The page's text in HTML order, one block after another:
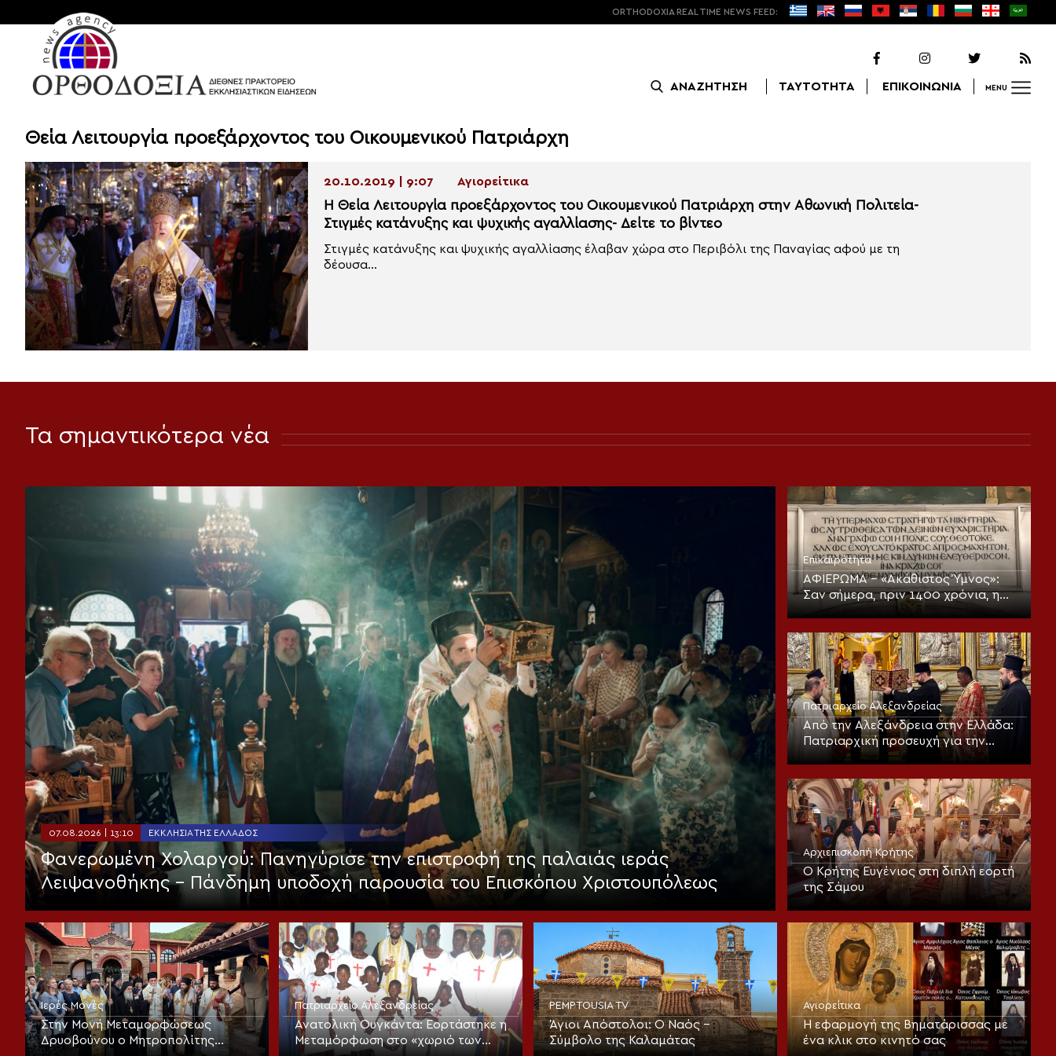
ORTHODOXIA REAL TIME NEWS FEED:
ΑΝΑΖΗΤΗΣΗ ΤΑΥΤΟΤΗΤΑ ΕΠΙΚΟΙΝΩΝΙΑ MENU
Θεία Λειτουργία προεξάρχοντος του Οικουμενικού Πατριάρχη
20.10.2019 | 9:07 Αγιορείτικα
Η Θεία Λειτουργία προεξάρχοντος του Οικουμενικού Πατριάρχη στην Αθωνική Πολιτεία-
Στιγμές κατάνυξης και ψυχικής αγαλλίασης- Δείτε το βίντεο
Στιγμές κατάνυξης και ψυχικής αγαλλίασης έλαβαν χώρα στο Περιβόλι της Παναγίας αφού με τη
δέουσα...
Τα σημαντικότερα νέα
07.08.2026 | 13:10 ΕΚΚΛΗΣΊΑ ΤΗΣ ΕΛΛΆΔΟΣ
Φανερωμένη Χολαργού: Πανηγύρισε την επιστροφή της παλαιάς ιεράς
Λειψανοθήκης – Πάνδημη υποδοχή παρουσία του Επισκόπου Χριστουπόλεως
Επικαιρότητα
ΑΦΙΕΡΩΜΑ – «Ακάθιστος Ύμνος»:
Σαν σήμερα, πριν 1400 χρόνια, η
πρώτη ψαλμώδηση της
Εκκλησίας
Πατριαρχείο Αλεξανδρείας
Από την Αλεξάνδρεια στην Ελλάδα:
Πατριαρχική προσευχή για την
κατάπαυση των πυρκαγιών
Αρχιεπισκοπή Κρήτης
Ο Κρήτης Ευγένιος στη διπλή εορτή
της Σάμου
Ιερές Μονές
Στην Μονή Μεταμορφώσεως
Δρυοβούνου ο Μητροπολίτης
Πατριαρχείο Αλεξανδρείας
Ανατολική Ουγκάντα: Εορτάστηκε η
Μεταμόρφωση στο «χωριό των
PEMPTOUSIA TV
Άγιοι Απόστολοι: Ο Ναός –
Σύμβολο της Καλαμάτας
Αγιορείτικα
Η εφαρμογή της Βηματάρισσας με
ένα κλικ στο κινητό σας